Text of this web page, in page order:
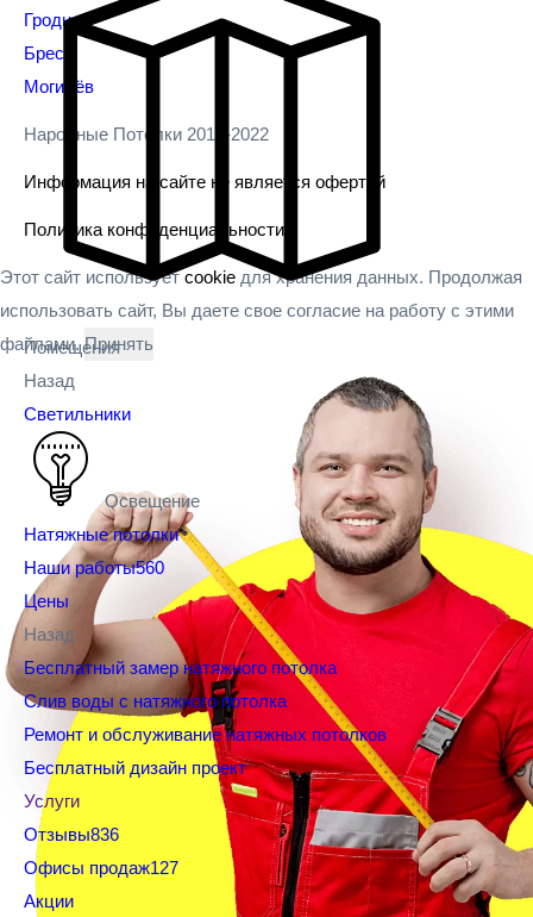
Помещения
Назад
Светильники
Освещение
Натяжные потолки
Наши работы560
Цены
Назад
Бесплатный замер натяжного потолка
Слив воды с натяжного потолка
Ремонт и обслуживание натяжных потолков
Бесплатный дизайн проект
Услуги
Отзывы836
Офисы продаж127
Акции
Гродно
Брест
Могилёв
Народные Потолки 2010-2022
Информация на сайте не является офертой
Политика конфиденциальности
Этот сайт используетcookie для хранения данных. Продолжая
использовать сайт, Вы даете свое согласие на работу с этими
файлами.Принять